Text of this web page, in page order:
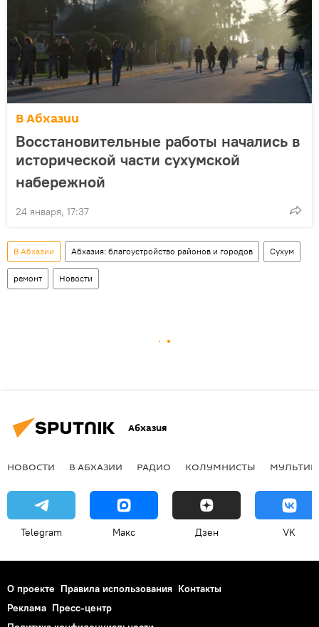
В Абхазии
Восстановительные работы начались в
исторической части сухумской
набережной
24 января, 17:37
В Абхазии Абхазия: благоустройство районов и городов Сухум
ремонт Новости
Абхазия
НОВОСТИ В АБХАЗИИ РАДИО КОЛУМНИСТЫ
Telegram Макс Дзен VK
О проекте Правила использования Контакты
Реклама Пресс-центр